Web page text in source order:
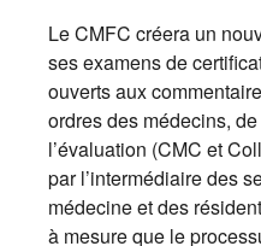
Le CMFC créera un
ses examens de
ouverts aux
ordres des médecins,
l’évaluation (CMC et
par l’intermédiaire des
médecine et des
à mesure que le